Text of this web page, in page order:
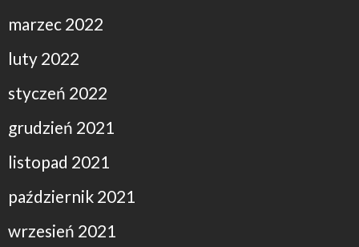
marzec 2022
luty 2022
styczeń 2022
grudzień 2021
listopad 2021
październik 2021
wrzesień 2021